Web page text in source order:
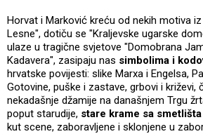
Horvat i Marković kreću od nekih motiva
Lesne", dotiču se "Kraljevske ugarske
ulaze u tragične svjetove "Domobrana
Kadavera", zasipaju nas simbolima i
hrvatske povijesti: slike Marxa i Engelsa,
Gotovine, puške i zastave, grbovi i križevi,
nekadašnje džamije na današnjem Trgu
poput starudije, stare krame sa
kut scene, zaboravljene i sklonjene u